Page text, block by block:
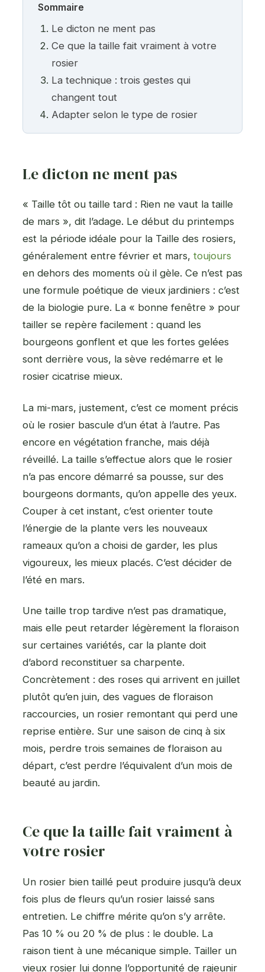
Sommaire
Le dicton ne ment pas
Ce que la taille fait vraiment à votre
rosier
La technique : trois gestes qui
changent tout
Adapter selon le type de rosier
Le dicton ne ment pas
« Taille tôt ou taille tard : Rien ne vaut la taille
de mars », dit l’adage. Le début du printemps
est la période idéale pour la Taille des rosiers,
généralement entre février et mars, toujours
en dehors des moments où il gèle. Ce n’est pas
une formule poétique de vieux jardiniers : c’est
de la biologie pure. La « bonne fenêtre » pour
tailler se repère facilement : quand les
bourgeons gonflent et que les fortes gelées
sont derrière vous, la sève redémarre et le
rosier cicatrise mieux.
La mi-mars, justement, c’est ce moment précis
où le rosier bascule d’un état à l’autre. Pas
encore en végétation franche, mais déjà
réveillé. La taille s’effectue alors que le rosier
n’a pas encore démarré sa pousse, sur des
bourgeons dormants, qu’on appelle des yeux.
Couper à cet instant, c’est orienter toute
l’énergie de la plante vers les nouveaux
rameaux qu’on a choisi de garder, les plus
vigoureux, les mieux placés. C’est décider de
l’été en mars.
Une taille trop tardive n’est pas dramatique,
mais elle peut retarder légèrement la floraison
sur certaines variétés, car la plante doit
d’abord reconstituer sa charpente.
Concrètement : des roses qui arrivent en juillet
plutôt qu’en juin, des vagues de floraison
raccourcies, un rosier remontant qui perd une
reprise entière. Sur une saison de cinq à six
mois, perdre trois semaines de floraison au
départ, c’est perdre l’équivalent d’un mois de
beauté au jardin.
Ce que la taille fait vraiment à
votre rosier
Un rosier bien taillé peut produire jusqu’à deux
fois plus de fleurs qu’un rosier laissé sans
entretien. Le chiffre mérite qu’on s’y arrête.
Pas 10 % ou 20 % de plus : le double. La
raison tient à une mécanique simple. Tailler un
vieux rosier lui donne l’opportunité de rajeunir